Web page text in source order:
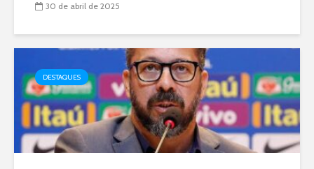
30 de abril de 2025
DESTAQUES